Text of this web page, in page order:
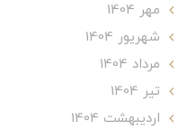
مهر 1404
شهریور 1404
مرداد 1404
تير 1404
ارديبهشت 1404